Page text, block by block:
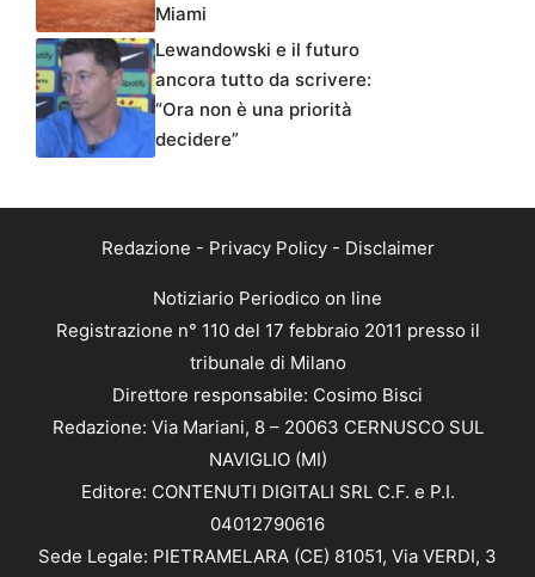
Miami
Lewandowski e il futuro
ancora tutto da scrivere:
“Ora non è una priorità
decidere”
Redazione - Privacy Policy- Disclaimer
Notiziario Periodico on line
Registrazione n° 110 del 17 febbraio 2011 presso il
tribunale di Milano
Direttore responsabile: Cosimo Bisci
Redazione: Via Mariani, 8 – 20063 CERNUSCO SUL
NAVIGLIO (MI)
Editore: CONTENUTI DIGITALI SRL C.F. e P.I.
04012790616
Sede Legale: PIETRAMELARA (CE) 81051, Via VERDI, 3